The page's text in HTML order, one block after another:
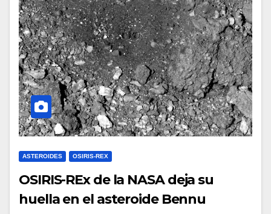
ASTEROIDES OSIRIS-REX
OSIRIS-REx de la NASA deja su
huella en el asteroide Bennu